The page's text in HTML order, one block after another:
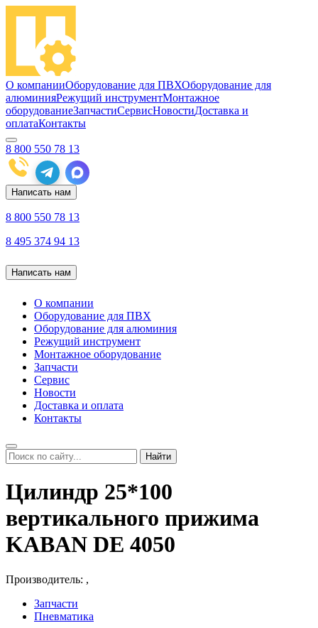
О компанииОборудование для ПВХОборудование для
алюминияРежущий инструментМонтажное
оборудованиеЗапчастиСервисНовостиДоставка и
оплатаКонтакты
8 800 550 78 13
Написать нам
8 800 550 78 13
8 495 374 94 13
Написать нам
О компании
Оборудование для ПВХ
Оборудование для алюминия
Режущий инструмент
Монтажное оборудование
Запчасти
Сервис
Новости
Доставка и оплата
Контакты
Найти
Цилиндр 25*100
вертикального прижима
KABAN DE 4050
Производитель: ,
Запчасти
Пневматика